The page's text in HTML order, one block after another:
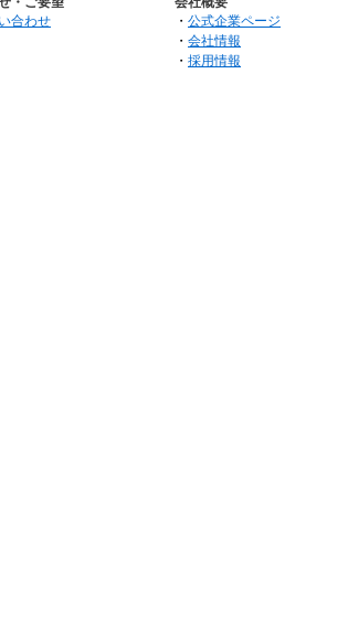
合わせ
・ 公式企業ページ
・ 会社情報
・ 採用情報